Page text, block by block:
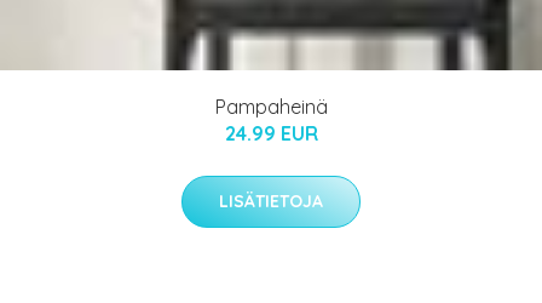
Pampaheinä
24.99 EUR
LISÄTIETOJA